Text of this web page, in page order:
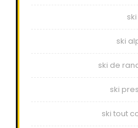
ski
ski
ski de
ski
ski tout